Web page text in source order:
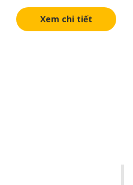
Xem chi tiết